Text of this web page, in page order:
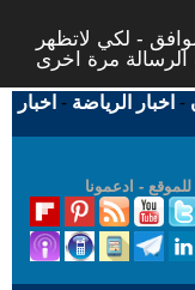
- لكي لاتظهر
- اخبار الرياضة - اخبار
للموقع - ادعمونا